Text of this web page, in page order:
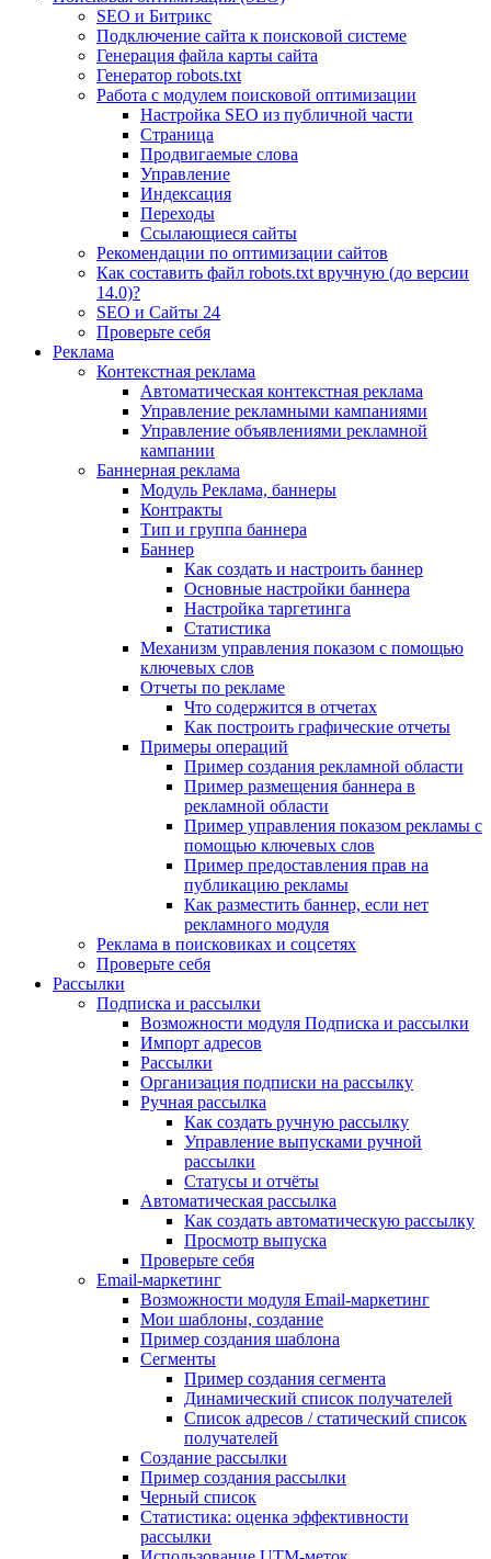
SEO и Битрикс
Подключение сайта к поисковой системе
Генерация файла карты сайта
Генератор robots.txt
Работа с модулем поисковой оптимизации
Настройка SEO из публичной части
Страница
Продвигаемые слова
Управление
Индексация
Переходы
Ссылающиеся сайты
Рекомендации по оптимизации сайтов
Как составить файл robots.txt вручную (до версии
14.0)?
SEO и Сайты 24
Проверьте себя
Реклама
Контекстная реклама
Автоматическая контекстная реклама
Управление рекламными кампаниями
Управление объявлениями рекламной
кампании
Баннерная реклама
Модуль Реклама, баннеры
Контракты
Тип и группа баннера
Баннер
Как создать и настроить баннер
Основные настройки баннера
Настройка таргетинга
Статистика
Механизм управления показом с помощью
ключевых слов
Отчеты по рекламе
Что содержится в отчетах
Как построить графические отчеты
Примеры операций
Пример создания рекламной области
Пример размещения баннера в
рекламной области
Пример управления показом рекламы с
помощью ключевых слов
Пример предоставления прав на
публикацию рекламы
Как разместить баннер, если нет
рекламного модуля
Реклама в поисковиках и соцсетях
Проверьте себя
Рассылки
Подписка и рассылки
Возможности модуля Подписка и рассылки
Импорт адресов
Рассылки
Организация подписки на рассылку
Ручная рассылка
Как создать ручную рассылку
Управление выпусками ручной
рассылки
Статусы и отчёты
Автоматическая рассылка
Как создать автоматическую рассылку
Просмотр выпуска
Проверьте себя
Email-маркетинг
Возможности модуля Email-маркетинг
Мои шаблоны, создание
Пример создания шаблона
Сегменты
Пример создания сегмента
Динамический список получателей
Список адресов / статический список
получателей
Создание рассылки
Пример создания рассылки
Черный список
Статистика: оценка эффективности
рассылки